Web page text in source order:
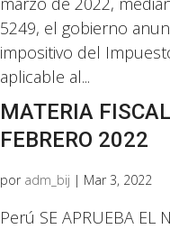
5249, el gobierno
impositivo del
aplicable al...
MATERIA
FEBRERO 2022
por adm_bij | Mar 3, 2022
Perú SE APRUEBA EL